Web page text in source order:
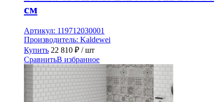
см
Артикул: 119712030001
Производитель: Kaldewei
Купить 22 810 ₽ / шт
СравнитьВ избранное